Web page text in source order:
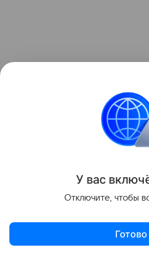
при боли в
У вас включ
Отключите, чтобы
Готово